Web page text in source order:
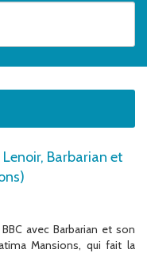
Barbarian et
avec Barbarian et son
Mansions, qui fait la